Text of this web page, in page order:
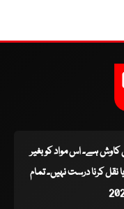
کی کاوش ہے۔ اس مواد کو بغیر
کرنا درست نہیں۔ تمام